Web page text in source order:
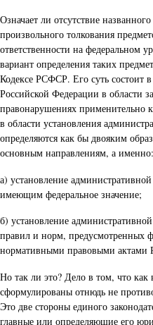
Означает ли отсутствие
произвольного толкования
ответственности на федеральном
вариант определения таких
Кодексе РСФСР. Его суть состоит
Российской Федерации в области
правонарушениях применительно
в области установления
определяются как бы двояким
основным направлениям, а именно:
а) установление
имеющим федеральное значение;
б) установление
правил и норм, предусмотренных
нормативными правовыми актами
Но так ли это? Дело в том, что
сформулированы отнюдь не
Это две стороны единого
главные или определяющие его